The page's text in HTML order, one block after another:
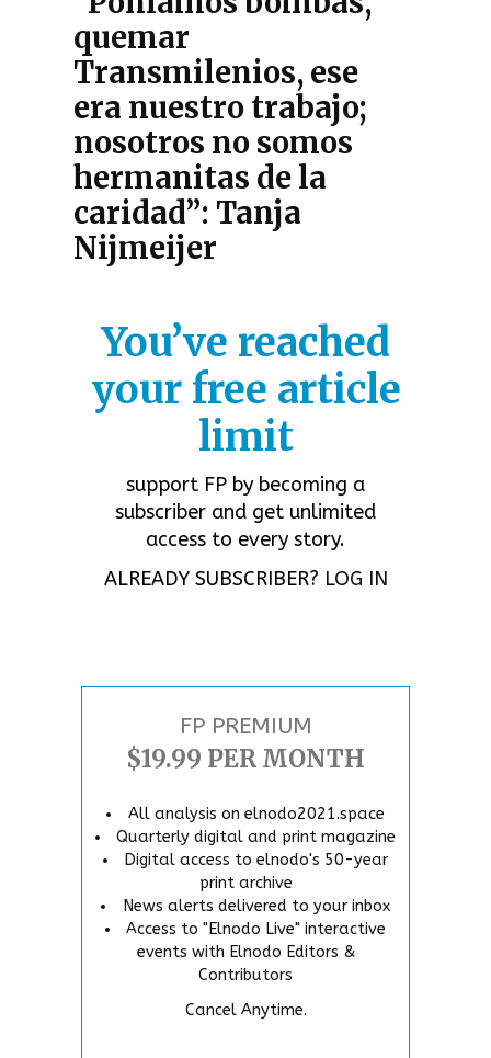
quemar
Transmilenios, ese
era nuestro trabajo;
nosotros no somos
hermanitas de la
caridad”: Tanja
Nijmeijer
You’ve reached
your free article
limit
support FP by becoming a
subscriber and get unlimited
access to every story.
ALREADY SUBSCRIBER? LOG IN
FP PREMIUM
$19.99 PER MONTH
All analysis on elnodo2021.space
Quarterly digital and print magazine
Digital access to elnodo's 50-year
print archive
News alerts delivered to your inbox
Access to "Elnodo Live" interactive
events with Elnodo Editors &
Contributors
Cancel Anytime.